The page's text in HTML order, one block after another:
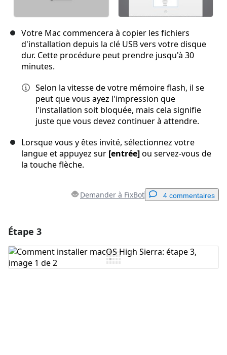
Votre Mac commencera à copier les fichiers
d'installation depuis la clé USB vers votre disque
dur. Cette procédure peut prendre jusqu'à 30
minutes.
Selon la vitesse de votre mémoire flash, il se
peut que vous ayez l'impression que
l'installation soit bloquée, mais cela signifie
juste que vous devez continuer à attendre.
Lorsque vous y êtes invité, sélectionnez votre
langue et appuyez sur [entrée]ou servez-vous de
la touche flèche.
Demander à FixBot 4 commentaires
Ajouter un commentaire
Étape 3